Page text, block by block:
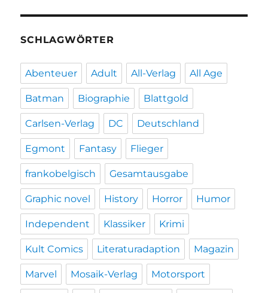
SCHLAGWÖRTER
Abenteuer Adult All-Verlag All Age
Batman Biographie Blattgold
Carlsen-Verlag DC Deutschland
Egmont Fantasy Flieger
frankobelgisch Gesamtausgabe
Graphic novel History Horror Humor
Independent Klassiker Krimi
Kult Comics Literaturadaption Magazin
Marvel Mosaik-Verlag Motorsport